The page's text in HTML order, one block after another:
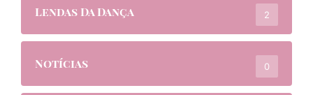
Lendas Da Dança 2
Notícias 0